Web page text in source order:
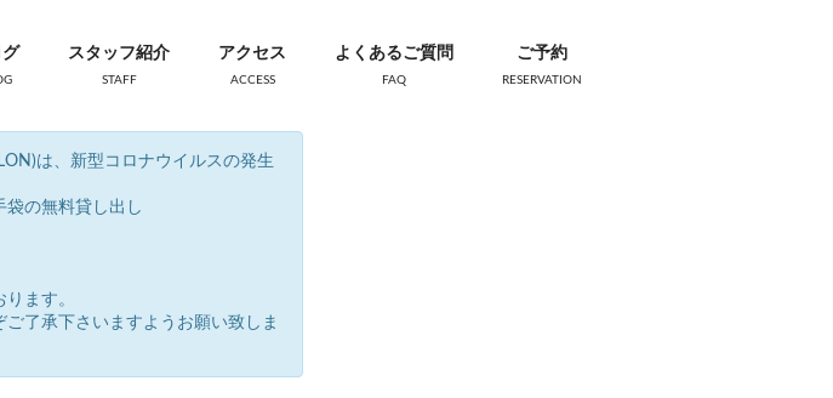
スタッフ紹介
STAFF
アクセス
ACCESS
よくあるご質問
FAQ
ご予約
RESERVATION
は、新型コロナウイルスの発生
袋の無料貸し出し
ます。
了承下さいますようお願い致しま